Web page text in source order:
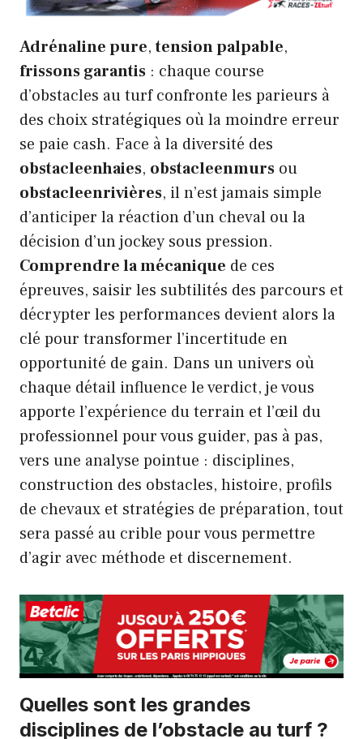
Adrénaline pure,tension palpable,
frissons garantis : chaque course
d’obstacles au turf confronte les parieurs à
des choix stratégiques où la moindre erreur
se paie cash. Face à la diversité des
obstacleenhaies, obstacleenmurs ou
obstacleenrivières, il n’est jamais simple
d’anticiper la réaction d’un cheval ou la
décision d’un jockey sous pression.
Comprendre la mécanique de ces
épreuves, saisir les subtilités des parcours et
décrypter les performances devient alors la
clé pour transformer l’incertitude en
opportunité de gain. Dans un univers où
chaque détail influence le verdict, je vous
apporte l’expérience du terrain et l’œil du
professionnel pour vous guider, pas à pas,
vers une analyse pointue : disciplines,
construction des obstacles, histoire, profils
de chevaux et stratégies de préparation, tout
sera passé au crible pour vous permettre
d’agir avec méthode et discernement.
Quelles sont les grandes
disciplines de l’obstacle au turf ?